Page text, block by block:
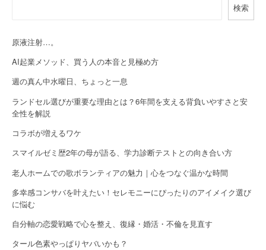
g
a
t
i
o
n
検索
原液注射…。
AI起業メソッド、買う人の本音と見極め方
週の真ん中水曜日、ちょっと一息
ランドセル選びが重要な理由とは？6年間を支える背負いやすさと安
全性を解説
コラボが増えるワケ
スマイルゼミ歴2年の母が語る、学力診断テストとの向き合い方
老人ホームでの歌ボランティアの魅力｜心をつなぐ温かな時間
多幸感コンサバを叶えたい！セレモニーにぴったりのアイメイク選び
に悩む
自分軸の恋愛戦略で心を整え、復縁・婚活・不倫を見直す
タール色素やっぱりヤバいかも？